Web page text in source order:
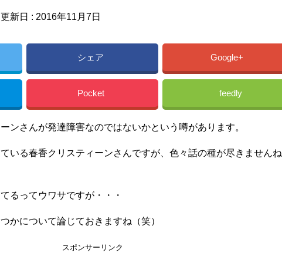
新日 : 2016年11月7日
シェア Google+
Pocket feedly
ンさんが発達障害なのではないかという噂があります。
いる春香クリスティーンさんですが、色々話の種が尽きませんね
るってウワサですが・・・
かについて論じておきますね（笑）
スポンサーリンク